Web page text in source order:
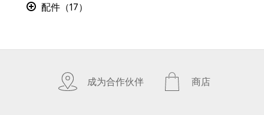
配件（17）
成为合作伙伴 商店